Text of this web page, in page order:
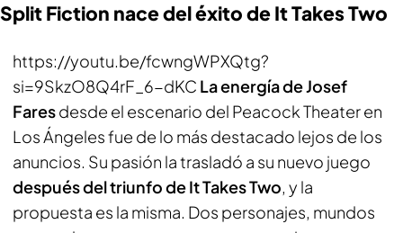
Split Fiction nace del éxito de It Takes Two
https://youtu.be/fcwngWPXQtg?
si=9SkzO8Q4rF_6-dKC La energía de Josef
Faresdesde el escenario del Peacock Theater en
Los Ángeles fue de lo más destacado lejos de los
anuncios. Su pasión la trasladó a su nuevo juego
después del triunfo de It Takes Two, y la
propuesta es la misma. Dos personajes, mundos